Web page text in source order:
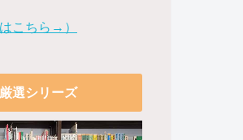
こちら→）
選シリーズ